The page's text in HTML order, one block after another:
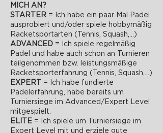
MICH AN?
STARTER = Ich habe ein paar Mal Padel
ausprobiert und/oder spiele hobbymäßig
Racketsportarten (Tennis, Squash,...)
ADVANCED = Ich spiele regelmäßig
Padel und habe auch schon an Turnieren
teilgenommen bzw. leistungsmäßige
Racketsporterfahrung (Tennis, Squash,...)
EXPERT = Ich habe fundierte
Padelerfahrung, habe bereits um
Turniersiege im Advanced/Expert Level
mitgespielt.
ELITE = Ich spiele um Turniersiege im
Expert Level mit und erziele gute